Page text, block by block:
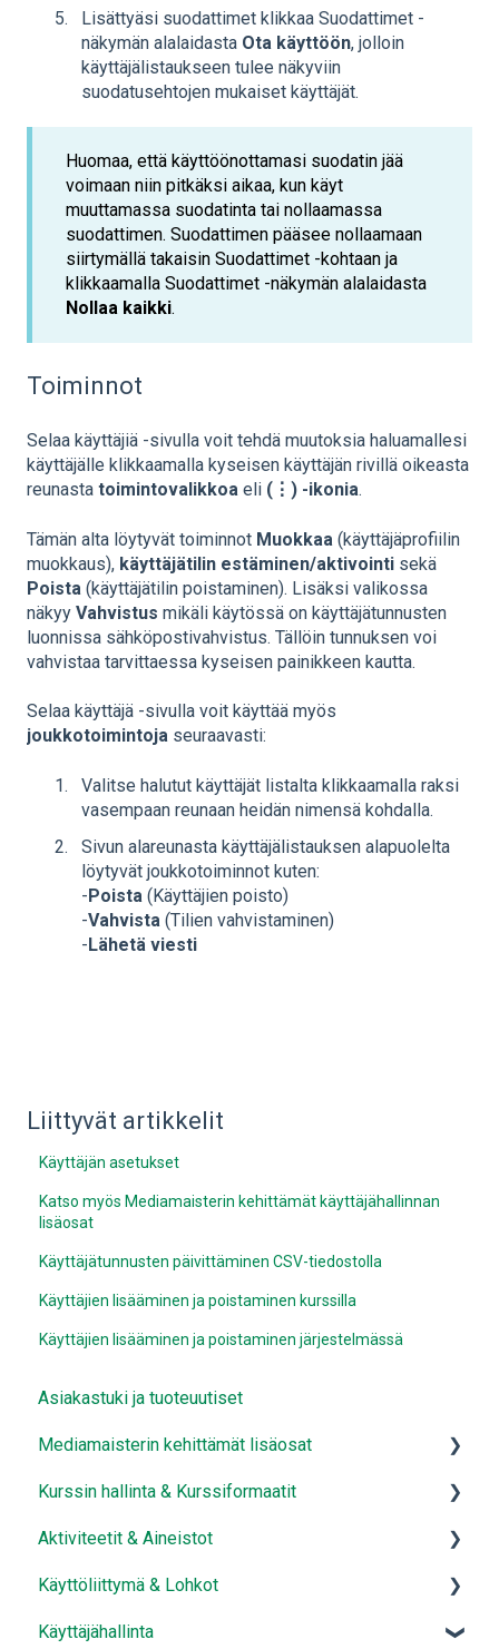
Lisättyäsi suodattimet klikkaa Suodattimet -
näkymän alalaidasta Ota käyttöön, jolloin
käyttäjälistaukseen tulee näkyviin
suodatusehtojen mukaiset käyttäjät.
Huomaa, että käyttöönottamasi suodatin jää
voimaan niin pitkäksi aikaa, kun käyt
muuttamassa suodatinta tai nollaamassa
suodattimen. Suodattimen pääsee nollaamaan
siirtymällä takaisin Suodattimet -kohtaan ja
klikkaamalla Suodattimet -näkymän alalaidasta
Nollaa kaikki.
Toiminnot
Selaa käyttäjiä -sivulla voit tehdä muutoksia haluamallesi
käyttäjälle klikkaamalla kyseisen käyttäjän rivillä oikeasta
reunasta toimintovalikkoa eli (⋮) -ikonia.
Tämän alta löytyvät toiminnot Muokkaa (käyttäjäprofiilin
muokkaus), käyttäjätilin estäminen/aktivointi sekä
Poista (käyttäjätilin poistaminen). Lisäksi valikossa
näkyy Vahvistus mikäli käytössä on käyttäjätunnusten
luonnissa sähköpostivahvistus. Tällöin tunnuksen voi
vahvistaa tarvittaessa kyseisen painikkeen kautta.
Selaa käyttäjä -sivulla voit käyttää myös
joukkotoimintoja seuraavasti:
Valitse halutut käyttäjät listalta klikkaamalla raksi
vasempaan reunaan heidän nimensä kohdalla.
Sivun alareunasta käyttäjälistauksen alapuolelta
löytyvät joukkotoiminnot kuten:
-Poista (Käyttäjien poisto)
-Vahvista (Tilien vahvistaminen)
-Lähetä viesti
Liittyvät artikkelit
Käyttäjän asetukset
Katso myös Mediamaisterin kehittämät käyttäjähallinnan
lisäosat
Käyttäjätunnusten päivittäminen CSV-tiedostolla
Käyttäjien lisääminen ja poistaminen kurssilla
Käyttäjien lisääminen ja poistaminen järjestelmässä
Asiakastuki ja tuoteuutiset
Mediamaisterin kehittämät lisäosat
Mediamaisterin aktiviteetit
Mediamaisterin käyttäjähallinta
Mediamaisterin lohkot
Mediamaisterin raportointi
Kurssin hallinta & Kurssiformaatit
Kurssin hallinta
Kurssiformaatit
Aktiviteetit & Aineistot
Aktiviteetit
Aineistot
Käyttöliittymä & Lohkot
Käyttöliittymä ja ulkoasun muokkaus
Käyttäjähallinta